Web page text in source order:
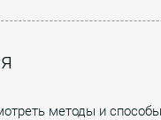
методы и